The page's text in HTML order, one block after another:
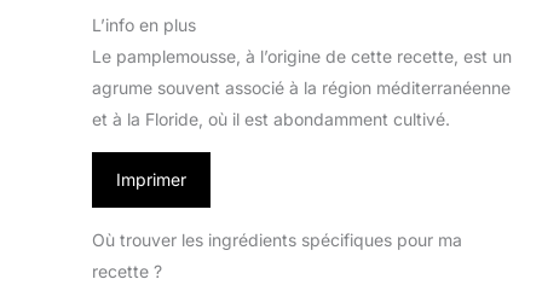
L’info en plus
Le pamplemousse, à l’origine de cette recette, est un
agrume souvent associé à la région méditerranéenne
et à la Floride, où il est abondamment cultivé.
Imprimer
Où trouver les ingrédients spécifiques pour ma
recette ?